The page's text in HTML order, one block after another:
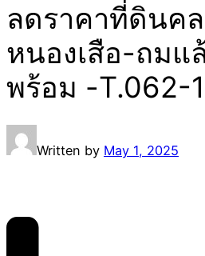
ลดราคาที่ดินค
หนองเสือ-ถมแ
พร้อม -T.062-
Written by May 1, 2025